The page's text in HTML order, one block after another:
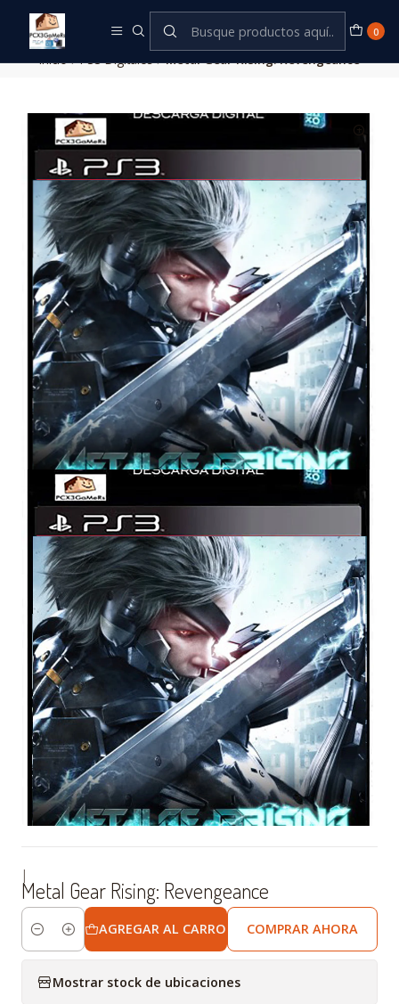
0
Inicio PS3 Digitales Metal Gear Rising: Revengeance
|
Metal Gear Rising: Revengeance
Cantidad
AGREGAR AL CARRO COMPRAR AHORA
Mostrar stock de ubicaciones